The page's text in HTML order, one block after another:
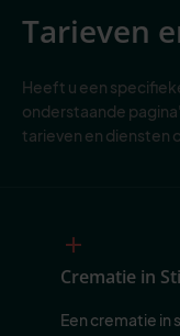
Tarieven
Heeft u een
onderstaande
tarieven en diensten
Crematie in
Een crematie in